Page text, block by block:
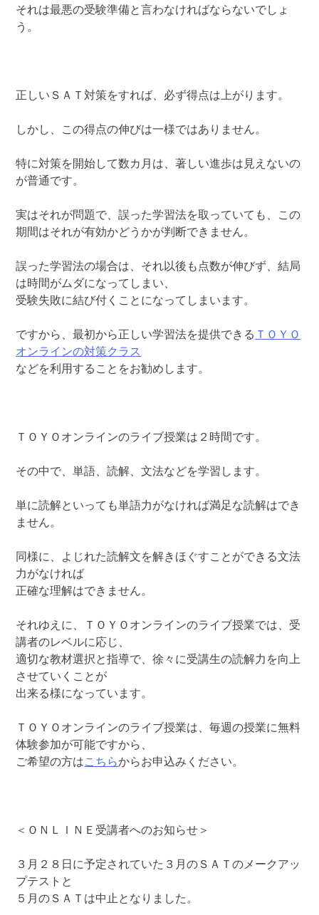
それは最悪の受験準備と言わなければならないでしょ
う。
正しいＳＡＴ対策をすれば、必ず得点は上がります。
しかし、この得点の伸びは一様ではありません。
特に対策を開始して数カ月は、著しい進歩は見えないの
が普通です。
実はそれが問題で、誤った学習法を取っていても、この
期間はそれが有効かどうかが判断できません。
誤った学習法の場合は、それ以後も点数が伸びず、結局
は時間がムダになってしまい、
受験失敗に結び付くことになってしまいます。
ですから、最初から正しい学習法を提供できる ＴＯＹＯ
オンラインの対策クラス
などを利用することをお勧めします。
ＴＯＹＯオンラインのライブ授業は２時間です。
その中で、単語、読解、文法などを学習します。
単に読解といっても単語力がなければ満足な読解はでき
ません。
同様に、よじれた読解文を解きほぐすことができる文法
力がなければ
正確な理解はできません。
それゆえに、ＴＯＹＯオンラインのライブ授業では、受
講者のレベルに応じ、
適切な教材選択と指導で、徐々に受講生の読解力を向上
させていくことが
出来る様になっています。
ＴＯＹＯオンラインのライブ授業は、毎週の授業に無料
体験参加が可能ですから、
ご希望の方はこちらからお申込みください。
＜ＯＮＬＩＮＥ受講者へのお知らせ＞
３月２８日に予定されていた３月のＳＡＴのメークアッ
プテストと
５月のＳＡＴは中止となりました。